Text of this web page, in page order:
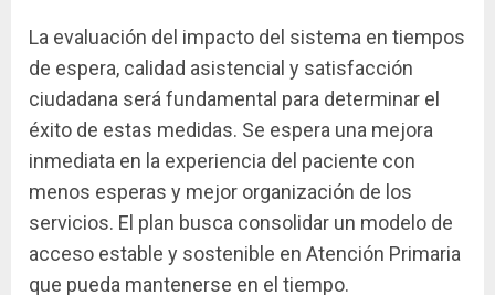
La evaluación del impacto del sistema en tiempos
de espera, calidad asistencial y satisfacción
ciudadana será fundamental para determinar el
éxito de estas medidas. Se espera una mejora
inmediata en la experiencia del paciente con
menos esperas y mejor organización de los
servicios. El plan busca consolidar un modelo de
acceso estable y sostenible en Atención Primaria
que pueda mantenerse en el tiempo.